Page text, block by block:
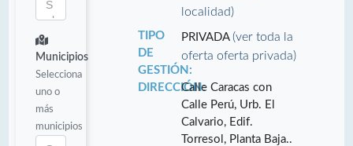
Municipios
Selecciona
uno o
más
municipios
localidad)
TIPO
DE
GESTIÓN:
PRIVADA(ver toda la
oferta oferta privada)
DIRECCIÓN:Calle Caracas con
Calle Perú, Urb. El
Calvario, Edif.
Torresol, Planta Baja..